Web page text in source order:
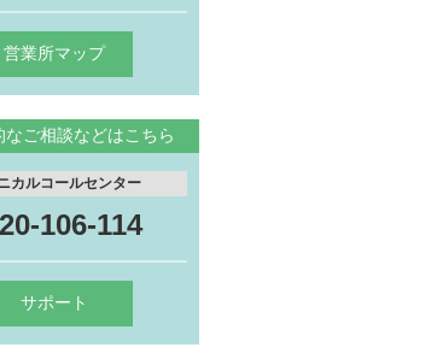
営業所マップ
なご相談などはこちら
カルコールセンター
106-114
サポート